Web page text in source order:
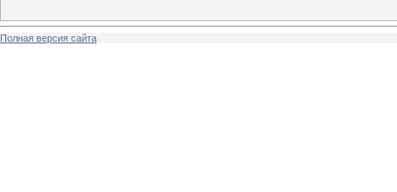
Полная версия сайта